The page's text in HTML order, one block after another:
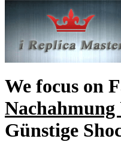
We focus on
Günstige